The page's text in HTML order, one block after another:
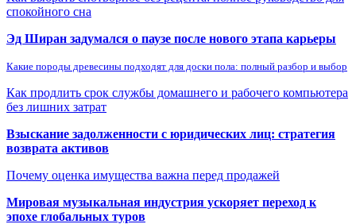
спокойного сна
Эд Ширан задумался о паузе после нового этапа карьеры
Какие породы древесины подходят для доски пола: полный разбор и выбор
Как продлить срок службы домашнего и рабочего компьютера
без лишних затрат
Взыскание задолженности с юридических лиц: стратегия
возврата активов
Почему оценка имущества важна перед продажей
Мировая музыкальная индустрия ускоряет переход к
эпохе глобальных туров